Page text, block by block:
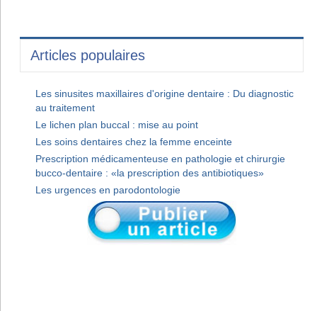
Articles populaires
Les sinusites maxillaires d'origine dentaire : Du diagnostic
au traitement
Le lichen plan buccal : mise au point
Les soins dentaires chez la femme enceinte
Prescription médicamenteuse en pathologie et chirurgie
bucco-dentaire : «la prescription des antibiotiques»
Les urgences en parodontologie